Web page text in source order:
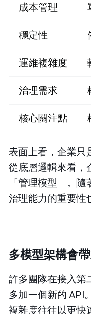
成本管理
穩定性
運維複雜度
治理需求
核心關注點
表面上看，企業只
從底層邏輯來看，
「管理模型」。
治理能力的重要性
多模型架構會
許多團隊在接入第
多加一個新的 API
複雜度往往以更快